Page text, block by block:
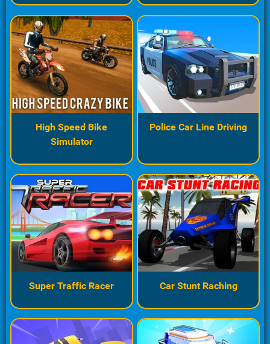
High Speed Bike
Simulator
Police Car Line Driving
Super Traffic Racer Car Stunt Raching